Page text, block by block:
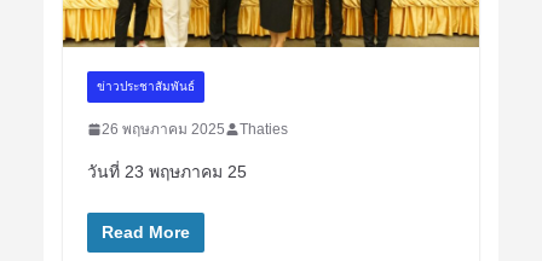
ข่าวประชาสัมพันธ์
26 พฤษภาคม 2025 Thaties
วันที่ 23 พฤษภาคม 25
Read More